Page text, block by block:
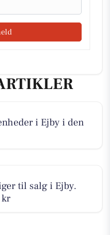
i Ejby i den
til salg i Ejby.